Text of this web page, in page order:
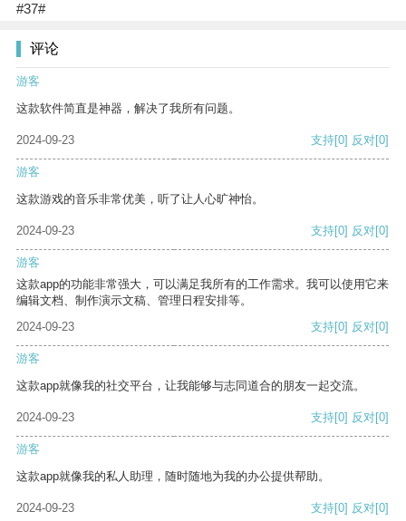
#37#
评论
游客
这款软件简直是神器，解决了我所有问题。
2024-09-23 支持[0] 反对[0]
游客
这款游戏的音乐非常优美，听了让人心旷神怡。
2024-09-23 支持[0] 反对[0]
游客
这款app的功能非常强大，可以满足我所有的工作需求。我可以使用它来
编辑文档、制作演示文稿、管理日程安排等。
2024-09-23
支持[0] 反对[0]
游客
这款app就像我的社交平台，让我能够与志同道合的朋友一起交流。
2024-09-23 支持[0] 反对[0]
游客
这款app就像我的私人助理，随时随地为我的办公提供帮助。
2024-09-23 支持[0] 反对[0]